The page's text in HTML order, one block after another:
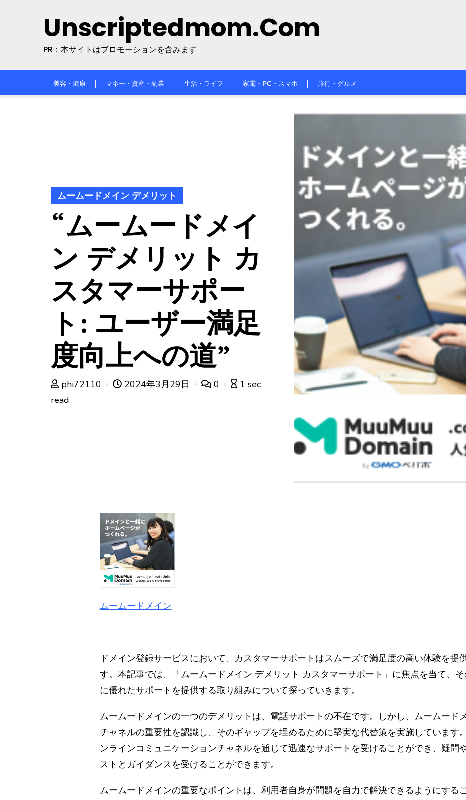
Unscriptedmom.com
PR：本サイトはプロモーションを含みます
美容・健康 マネー・資産・副業 生活・ライフ 家電・PC・スマホ 旅行・グルメ
ムームードメイン デメリット
“ムームードメイ
ン デメリット カ
スタマーサポー
ト: ユーザー満足
度向上への道”
phi72110 2024年3月29日 0
1 sec
read
ムームードメイン
ドメイン登録サービスにおいて、カスタマーサポートはスムーズで満足度の高い体験を提
す。本記事では、「ムームードメイン デメリット カスタマーサポート」に焦点を当て、
に優れたサポートを提供する取り組みについて探っていきます。
ムームードメインの一つのデメリットは、電話サポートの不在です。しかし、ムームード
チャネルの重要性を認識し、そのギャップを埋めるために堅実な代替策を実施しています
ンラインコミュニケーションチャネルを通じて迅速なサポートを受けることができ、疑問
ストとガイダンスを受けることができます。
ムームードメインの重要なポイントは、利用者自身が問題を自力で解決できるようにする